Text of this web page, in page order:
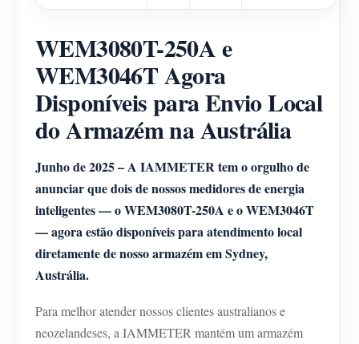
WEM3080T-250A e
WEM3046T Agora
Disponíveis para Envio Local
do Armazém na Austrália
Junho de 2025 – A IAMMETER tem o orgulho de
anunciar que dois de nossos medidores de energia
inteligentes — o WEM3080T-250A e o WEM3046T
— agora estão disponíveis para atendimento local
diretamente de nosso armazém em Sydney,
Austrália.
Para melhor atender nossos clientes australianos e
neozelandeses, a IAMMETER mantém um armazém